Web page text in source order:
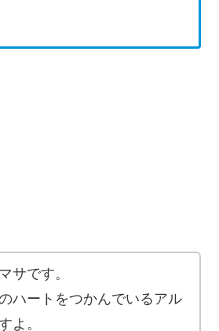
サです。
ハートをつかんでいるアル
よ。